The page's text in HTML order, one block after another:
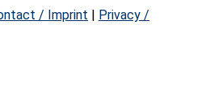
/ Imprint | Privacy /